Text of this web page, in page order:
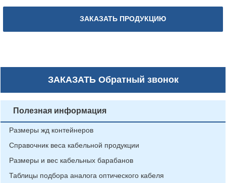
ЗАКАЗАТЬ ПРОДУКЦИЮ
ЗАКАЗАТЬОбратный звонок
Полезная информация
Размеры жд контейнеров
Справочник веса кабельной продукции
Размеры и вес кабельных барабанов
Таблицы подбора аналога оптического кабеля